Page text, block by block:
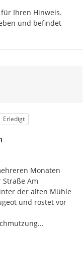
Ihren Hinweis.
und befindet
Status
Erledigt
Monaten
Am
der alten Mühle
und rostet vor